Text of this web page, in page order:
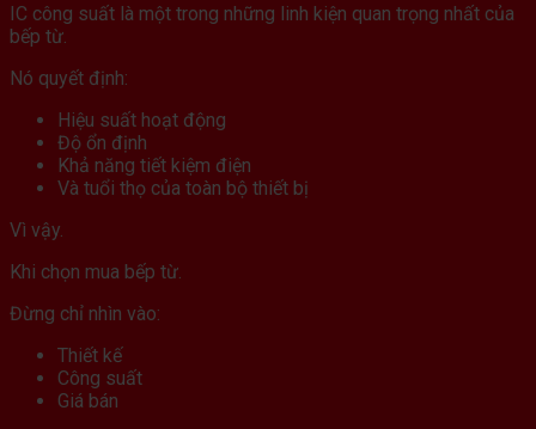
IC công suất là một trong những linh kiện quan trọng nhất của
bếp từ.
Nó quyết định:
Hiệu suất hoạt động
Độ ổn định
Khả năng tiết kiệm điện
Và tuổi thọ của toàn bộ thiết bị
Vì vậy.
Khi chọn mua bếp từ.
Đừng chỉ nhìn vào:
Thiết kế
Công suất
Giá bán